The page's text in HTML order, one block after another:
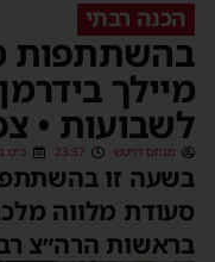
הכנה רבתי
בהשתתפות
מיילך
לשבועות •
מנחם דויטש 23:37 כ״ט
בשעה זו
סעודת מלווה
בראשות הרה״צ